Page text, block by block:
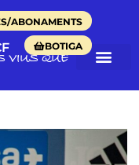
ABONAMENTS
BOTIGA
VIUS QUE